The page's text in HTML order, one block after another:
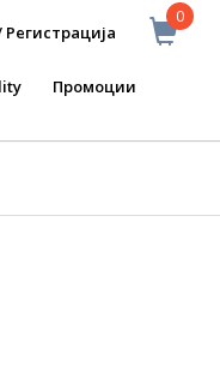
0
Регистрација
Промоции